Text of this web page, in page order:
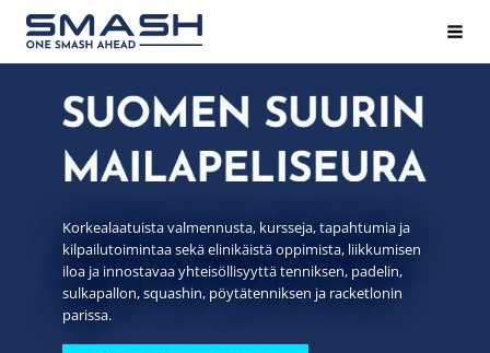
Siirry
sivun
sisältöön
Smash ry - Suomen suurin mailapeliseura
Korkealaatuista valmennusta, kursseja, tapahtumia ja
kilpailutoimintaa sekä elinikäistä oppimista, liikkumisen
iloa ja innostavaa yhteisöllisyyttä tenniksen, padelin,
sulkapallon, squashin, pöytätenniksen ja racketlonin
parissa.